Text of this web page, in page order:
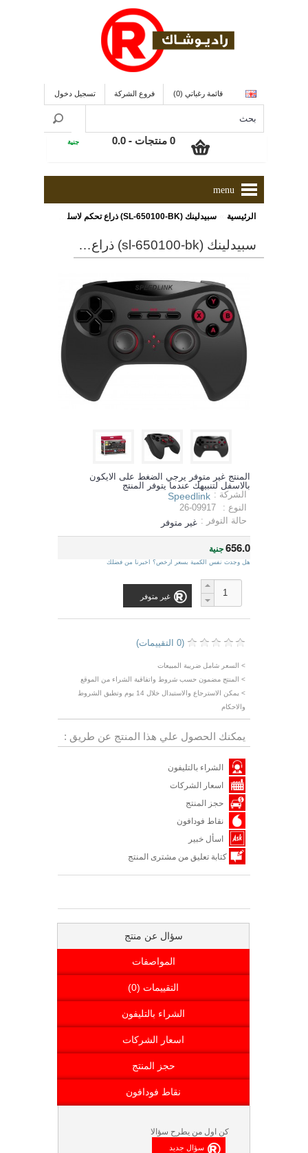
قائمة رغباتي (0) فروع الشركة تسجيل دخول
0 منتجات - 0.0 جنية
menu
الرئيسية سبيدلينك (SL-650100-BK) ذراع تحكم لاسلكى لأجهزة الكمبيوتر - أسود
سبيدلينك (sl-650100-bk) ذراع تحكم لاسلكى لأجهزة الكمبيوتر - أسود
المنتج غير متوفر يرجي الضغط على الايكون
بالاسفل لتنبيهك عندما يتوفر المنتج
الشركة : Speedlink
النوع :
26-09917
حالة التوفر : غير متوفر
656.0جنية
هل وجدت نفس الكمية بسعر ارخص؟ اخبرنا من فضلك
غير متوفر
(0 التقييمات)
> السعر شامل ضريبة المبيعات
> المنتج مضمون حسب شروط واتفاقية الشراء من الموقع
> يمكن الاسترجاع والاستبدال خلال 14 يوم وتطبق الشروط
والاحكام
يمكنك الحصول علي هذا المنتج عن طريق :
الشراء بالتليفون
اسعار الشركات
حجز المنتج
نقاط فودافون
اسأل خبير
كتابة تعليق من مشترى المنتج
سؤال عن منتج
المواصفات
التقييمات (0)
الشراء بالتليفون
اسعار الشركات
حجز المنتج
نقاط فودافون
كن اول من يطرح سؤالا